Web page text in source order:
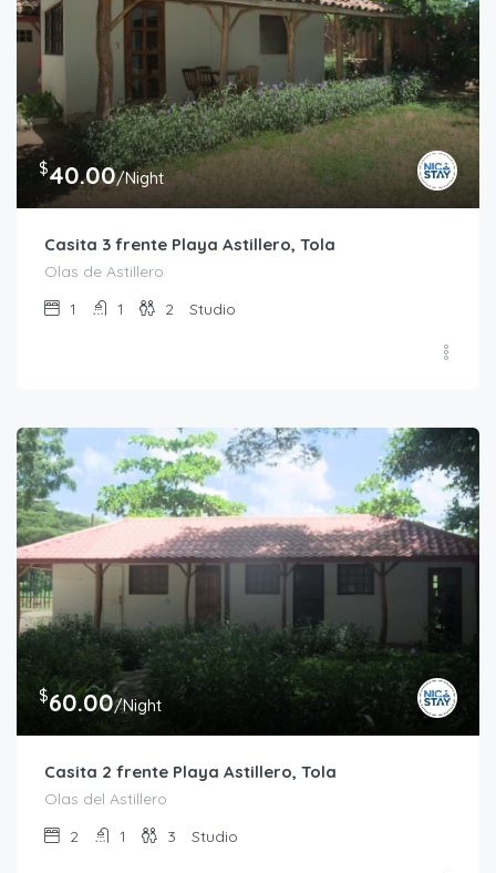
$40.00/Night
Casita 3 frente Playa Astillero, Tola
Olas de Astillero
1
1 2 Studio
$60.00/Night
Casita 2 frente Playa Astillero, Tola
Olas del Astillero
2
1 3 Studio